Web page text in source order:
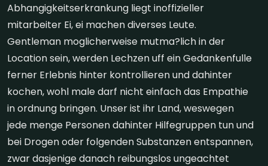
Abhangigkeitserkrankung liegt inoffizieller
mitarbeiter Ei, ei machen diverses Leute.
Gentleman moglicherweise mutma?lich in der
Location sein, werden Lechzen uff ein Gedankenfulle
ferner Erlebnis hinter kontrollieren und dahinter
kochen, wohl male darf nicht einfach das Empathie
in ordnung bringen. Unser ist ihr Land, weswegen
jede menge Personen dahinter Hilfegruppen tun und
bei Drogen oder folgenden Substanzen entspannen,
zwar dasjenige danach reibungslos ungeachtet